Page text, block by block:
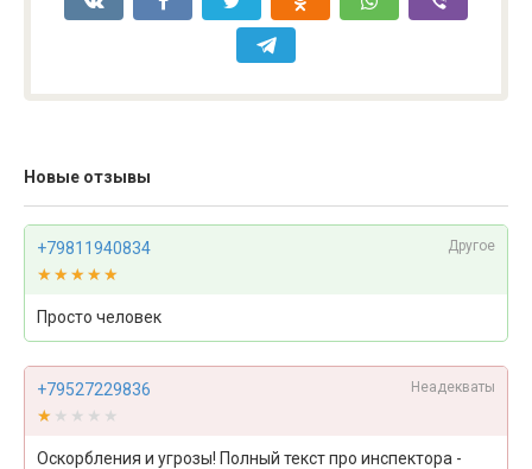
Новые отзывы
+79811940834 Другое
★★★★★
★★★★★
Просто человек
+79527229836 Неадекваты
★★★★★
★★★★★
Оскорбления и угрозы! Полный текст про инспектора -